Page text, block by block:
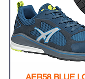
AER58 BLUE